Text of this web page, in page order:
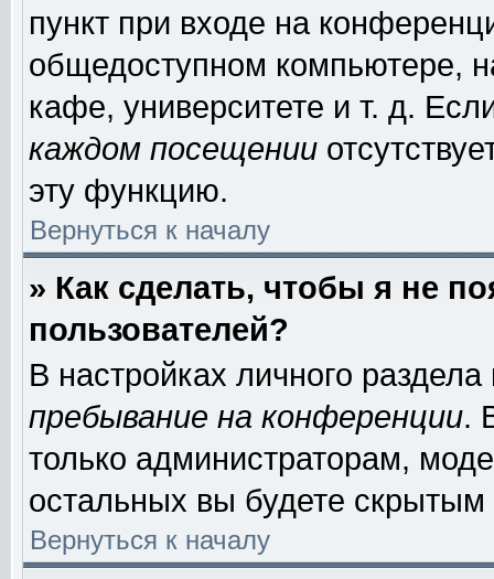
пункт при входе на
общедоступном компьютере,
кафе, университете и т. д.
каждом посещении
эту функцию.
Вернуться к началу
» Как сделать, чтобы я не
пользователей?
В настройках личного
пребывание на конференции.
только администраторам,
остальных вы будете скрытым
Вернуться к началу